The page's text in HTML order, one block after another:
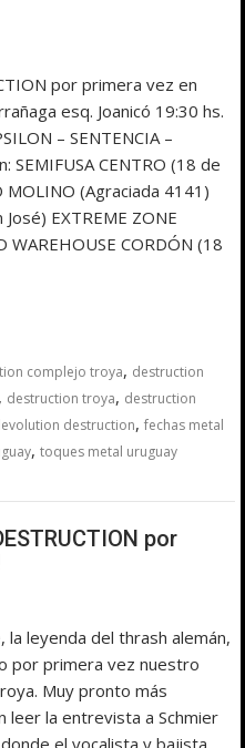
por primera vez en
esq. Joanicó 19:30 hs.
– SENTENCIA –
SEMIFUSA CENTRO (18 de
MOLINO (Agraciada 4141)
EXTREME ZONE
WAREHOUSE CORDÓN (18
complejo troya, destruction
, destruction troya, destruction
destruction,fechas metal
,toques metal uruguay
por
la leyenda del thrash alemán,
por primera vez nuestro
Muy pronto más
leer la entrevista a Schmier